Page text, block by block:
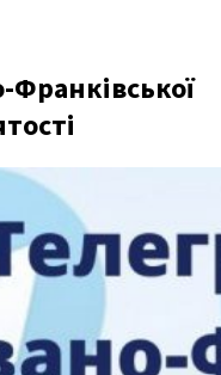
Франківської